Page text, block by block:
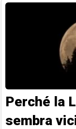
Perché la
sembra